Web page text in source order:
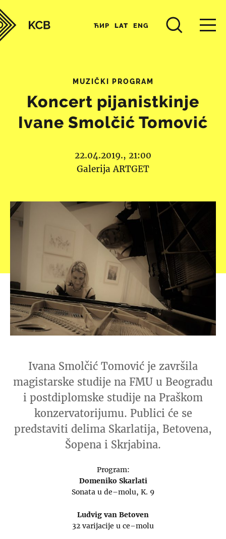
ЋИР LAT ENG
MUZIČKI PROGRAM
Koncert pijanistkinje
Ivane Smolčić Tomović
22.04.2019., 21:00
Galerija ARTGET
Ivana Smolčić Tomović je završila
magistarske studije na FMU u Beogradu
i postdiplomske studije na Praškom
konzervatorijumu. Publici će se
predstaviti delima Skarlatija, Betovena,
Šopena i Skrjabina.
Program:
Domeniko Skarlati
Sonata u de–molu, K. 9
Ludvig van Betoven
32 varijacije u ce–molu